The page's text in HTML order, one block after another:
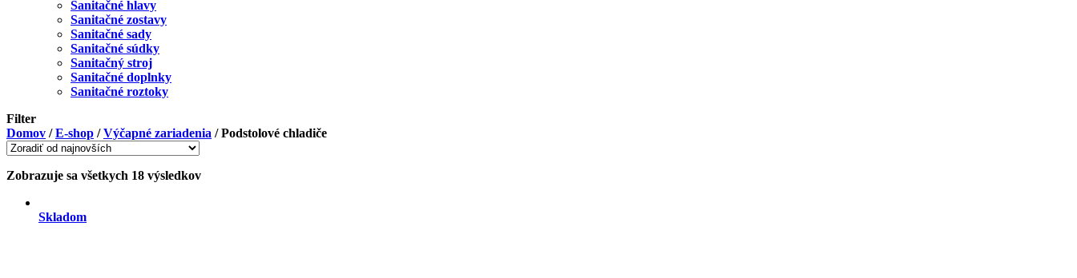
Sanitačné hlavy
Sanitačné zostavy
Sanitačné sady
Sanitačné súdky
Sanitačný stroj
Sanitačné doplnky
Sanitačné roztoky
Filter
Domov / E-shop / Výčapné zariadenia /Podstolové chladiče
Zobrazuje sa všetkych 18 výsledkov
Skladom